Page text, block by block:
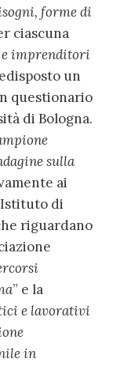
forme di
ciascuna
imprenditori
un
questionario
di Bologna.
sulla
ai
di
riguardano
” e la
e lavorativi
in